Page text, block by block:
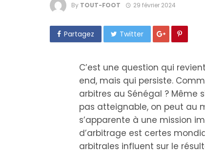
By TOUT-FOOT 29 février 2024
Partagez Twitter
C’est une question qui
end, mais qui persiste.
arbitres au Sénégal ? Même
pas atteignable, on peut au
s’apparente à une mission
d’arbitrage est certes
arbitrales influent sur le